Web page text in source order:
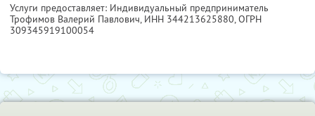
Услуги предоставляет: Индивидуальный предприниматель
Трофимов Валерий Павлович, ИНН 344213625880, ОГРН
309345919100054